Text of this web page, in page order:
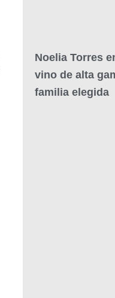
Noelia Torres
vino de alta
familia elegida